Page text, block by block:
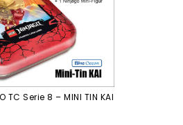
TC Serie 8 – MINI TIN KAI